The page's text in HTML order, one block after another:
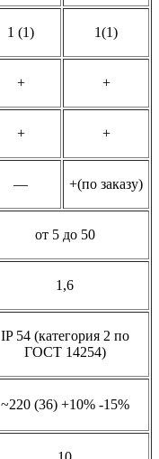
1 (1) 1(1)
+ +
+ +
— +(по заказу)
от 5 до 50
1,6
IP 54 (категория 2 по
ГОСТ 14254)
~220 (36) +10% -15%